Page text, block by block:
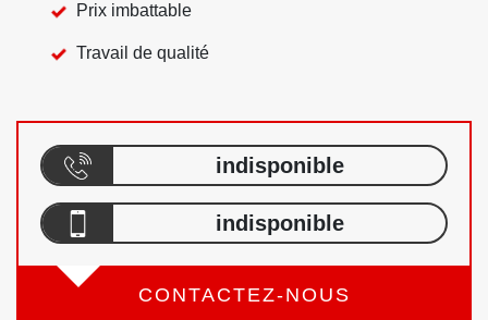
Prix imbattable
Travail de qualité
indisponible
indisponible
CONTACTEZ-NOUS